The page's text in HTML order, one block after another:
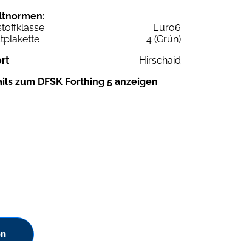
Euro6
4 (Grün)
Hirschaid
zum DFSK Forthing 5 anzeigen